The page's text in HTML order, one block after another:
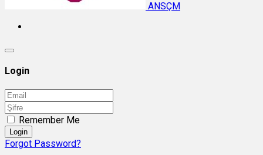
ANSÇM
Login
Remember Me
Login
Forgot Password?